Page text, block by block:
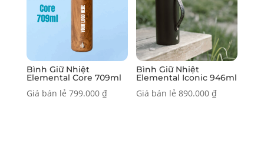
Bình Giữ Nhiệt
Elemental Core 709ml
Giá bán lẻ 799.000 ₫
Bình Giữ Nhiệt
Elemental Iconic 946ml
Giá bán lẻ890.000₫